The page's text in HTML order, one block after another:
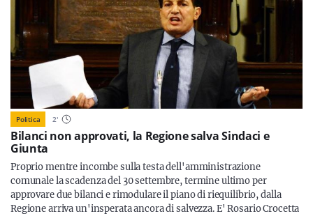
Politica 2'
Bilanci non approvati, la Regione salva Sindaci e
Giunta
Proprio mentre incombe sulla testa dell'amministrazione
comunale la scadenza del 30 settembre, termine ultimo per
approvare due bilanci e rimodulare il piano di riequilibrio, dalla
Regione arriva un'insperata ancora di salvezza. E' Rosario Crocetta